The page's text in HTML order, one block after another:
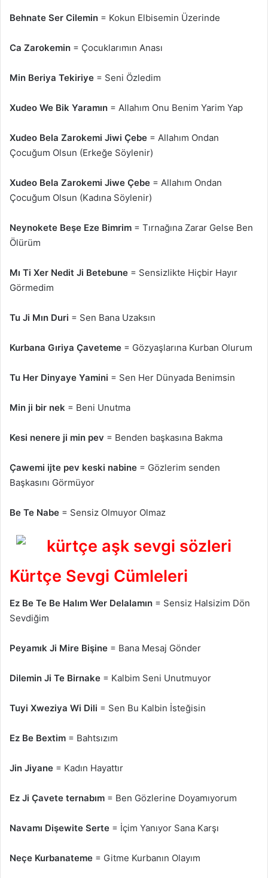
Behnate Ser Cilemin = Kokun Elbisemin Üzerinde
Ca Zarokemin = Çocuklarımın Anası
Min Beriya Tekiriye = Seni Özledim
Xudeo We Bik Yaramın = Allahım Onu Benim Yarim Yap
Xudeo Bela Zarokemi Jiwi Çebe = Allahım Ondan
Çocuğum Olsun (Erkeğe Söylenir)
Xudeo Bela Zarokemi Jiwe Çebe = Allahım Ondan
Çocuğum Olsun (Kadına Söylenir)
Neynokete Beşe Eze Bimrim = Tırnağına Zarar Gelse Ben
Ölürüm
Mı Ti Xer Nedit Ji Betebune = Sensizlikte Hiçbir Hayır
Görmedim
Tu Ji Mın Duri = Sen Bana Uzaksın
Kurbana Gıriya Çaveteme = Gözyaşlarına Kurban Olurum
Tu Her Dinyaye Yamini = Sen Her Dünyada Benimsin
Min ji bir nek = Beni Unutma
Kesi nenere ji min pev = Benden başkasına Bakma
Çawemi ijte pev keski nabine = Gözlerim senden
Başkasını Görmüyor
Be Te Nabe = Sensiz Olmuyor Olmaz
Kürtçe Sevgi Cümleleri
Ez Be Te Be Halım Wer Delalamın = Sensiz Halsizim Dön
Sevdiğim
Peyamık Ji Mire Bişine = Bana Mesaj Gönder
Dilemin Ji Te Birnake = Kalbim Seni Unutmuyor
Tuyi Xweziya Wi Dili = Sen Bu Kalbin İsteğisin
Ez Be Bextim = Bahtsızım
Jin Jiyane = Kadın Hayattır
Ez Ji Çavete ternabım = Ben Gözlerine Doyamıyorum
Navamı Dişewite Serte = İçim Yanıyor Sana Karşı
Neçe Kurbanateme = Gitme Kurbanın Olayım